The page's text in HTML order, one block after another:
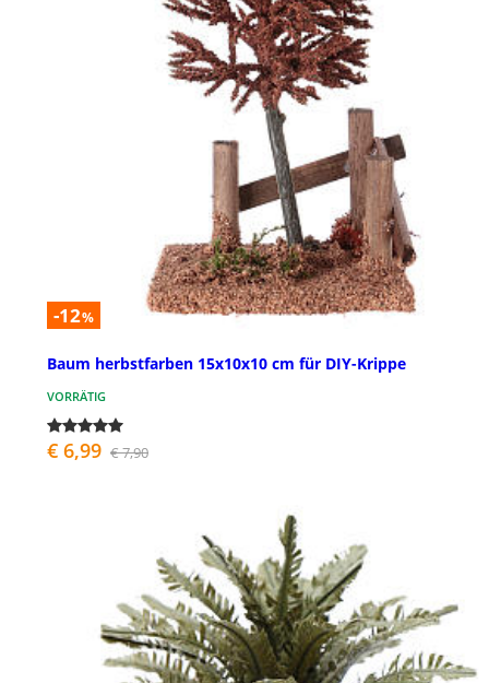
-12%
Baum herbstfarben 15x10x10 cm für DIY-Krippe
VORRÄTIG
€ 6,99 € 7,90